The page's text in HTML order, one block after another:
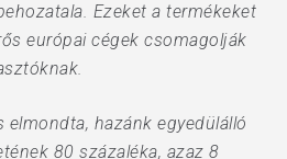
Ezeket a termékeket
európai cégek csomagolják
elmondta, hazánk egyedülálló
80 százaléka, azaz 8